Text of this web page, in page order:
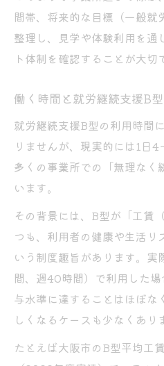
間帯、将来的な目標（一般就
整理し、見学や体験利用を通
ト体制を確認することが大切
働く時間と就労継続支援B
就労継続支援B型の利用時間
りませんが、現実的には1日
多くの事業所での「無理なく
います。
その背景には、B型が「工賃
つも、利用者の健康や生活リ
いう制度趣旨があります。
間、週40時間）で利用した
与水準に達することはほぼな
しくなるケースも少なくあり
たとえば大阪市のB型平均工